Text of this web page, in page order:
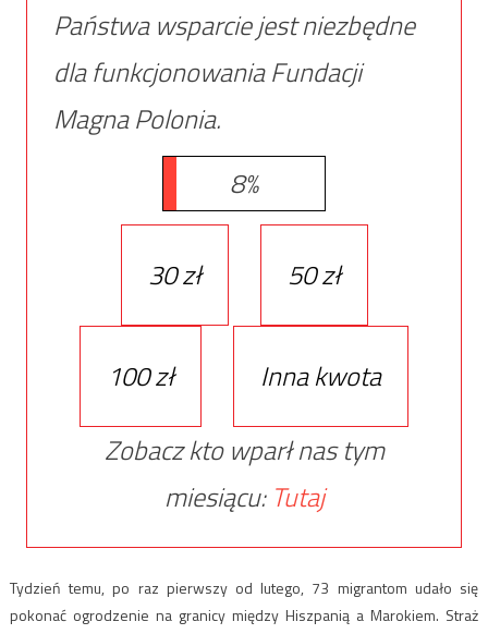
Państwa wsparcie jest niezbędne
dla funkcjonowania Fundacji
Magna Polonia.
8%
30 zł 50 zł
100 zł
Inna kwota
Zobacz kto wparł nas tym
miesiącu: Tutaj
Tydzień temu, po raz pierwszy od lutego, 73 migrantom udało się
pokonać ogrodzenie na granicy między Hiszpanią a Marokiem. Straż